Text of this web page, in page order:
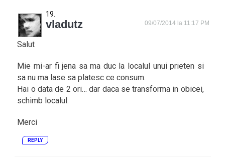
vladutz 09/07/2014 la 11:17 PM
Salut
Mie mi-ar fi jena sa ma duc la localul unui prieten si
sa nu ma lase sa platesc ce consum.
Hai o data de 2 ori… dar daca se transforma in obicei,
schimb localul.
Merci
REPLY